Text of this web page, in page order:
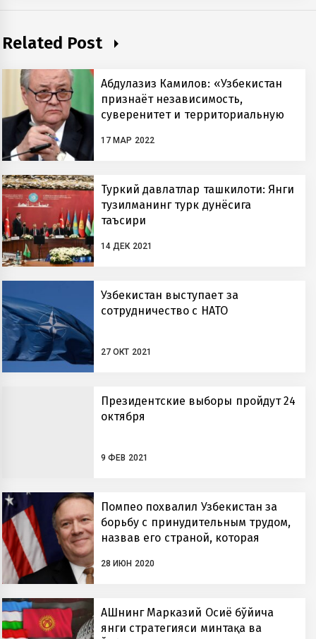
Related Post
Абдулазиз Камилов: «Узбекистан
признаёт независимость,
суверенитет и территориальную
17 МАР 2022
Туркий давлатлар ташкилоти: Янги
тузилманинг турк дунёсига
таъсири
14 ДЕК 2021
Узбекистан выступает за
сотрудничество с НАТО
27 ОКТ 2021
Президентские выборы пройдут 24
октября
9 ФЕВ 2021
Помпео похвалил Узбекистан за
борьбу с принудительным трудом,
назвав его страной, которая
28 ИЮН 2020
АҚШнинг Марказий Осиё бўйича
янги стратегияси минтақа ва